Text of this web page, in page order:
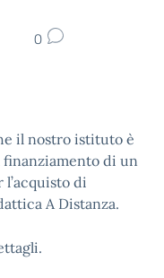
0
il nostro istituto è
di un
l’acquisto di
A Distanza.